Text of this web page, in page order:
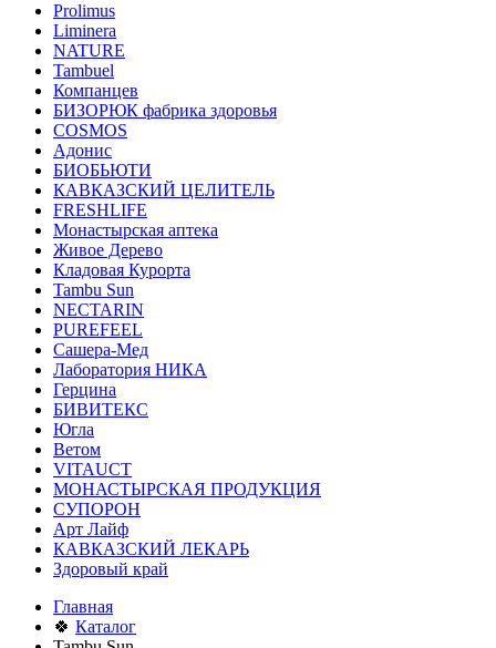
Prolimus
Liminera
NATURE
Tambuel
Компанцев
БИЗОРЮК фабрика здоровья
COSMOS
Адонис
БИОБЬЮТИ
КАВКАЗСКИЙ ЦЕЛИТЕЛЬ
FRESHLIFE
Монастырская аптека
Живое Дерево
Кладовая Курорта
Tambu Sun
NECTARIN
PUREFEEL
Сашера-Мед
Лаборатория НИКА
Герцина
БИВИТЕКС
Югла
Ветом
VITAUCT
МОНАСТЫРСКАЯ ПРОДУКЦИЯ
СУПОРОН
Арт Лайф
КАВКАЗСКИЙ ЛЕКАРЬ
Здоровый край
Главная
🍀 Каталог